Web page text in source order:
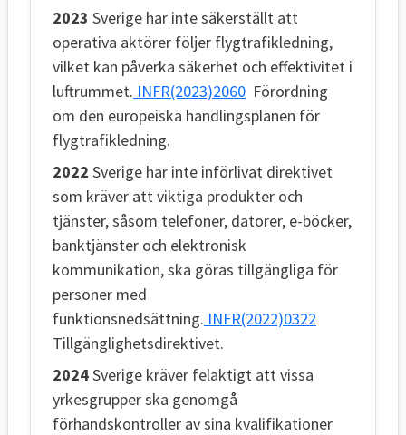
2023 Sverige har inte säkerställt att
operativa aktörer följer flygtrafikledning,
vilket kan påverka säkerhet och effektivitet i
luftrummet. INFR(2023)2060 Förordning
om den europeiska handlingsplanen för
flygtrafikledning.
2022 Sverige har inte införlivat direktivet
som kräver att viktiga produkter och
tjänster, såsom telefoner, datorer, e-böcker,
banktjänster och elektronisk
kommunikation, ska göras tillgängliga för
personer med
funktionsnedsättning. INFR(2022)0322
Tillgänglighetsdirektivet.
2024Sverige kräver felaktigt att vissa
yrkesgrupper ska genomgå
förhandskontroller av sina kvalifikationer